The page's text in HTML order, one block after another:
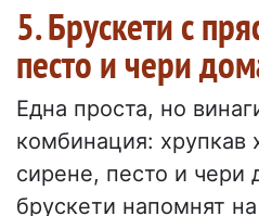
5. Брускети с
песто и чери
Една проста, но
комбинация: хрупкав
сирене, песто и чери
брускети напомнят